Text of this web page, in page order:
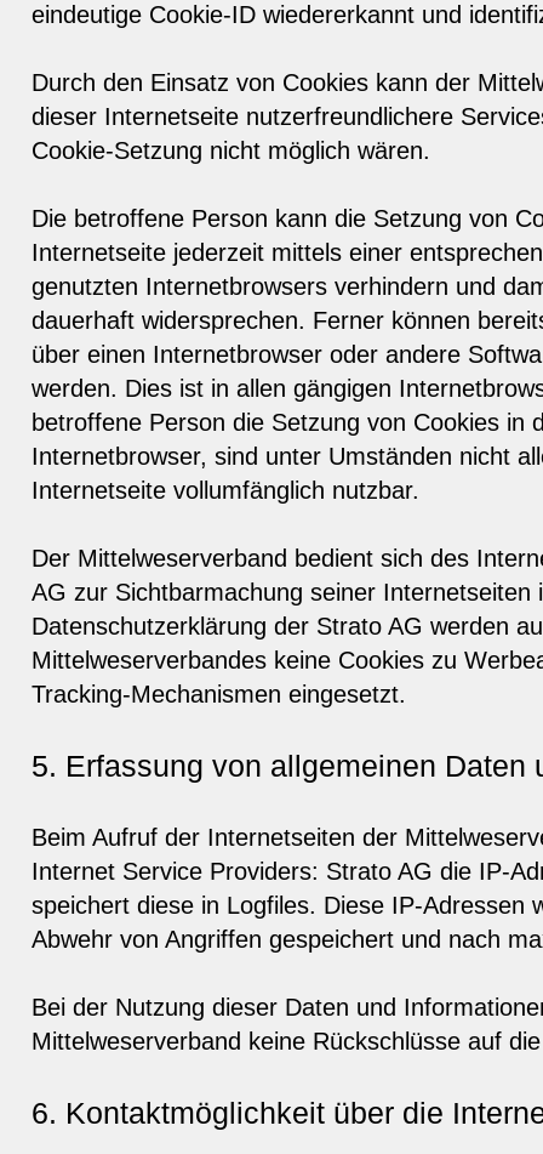
eindeutige Cookie-ID wiedererkannt und
Durch den Einsatz von Cookies kann der
dieser Internetseite nutzerfreundlichere
Cookie-Setzung nicht möglich wären.
Die betroffene Person kann die Setzung von
Internetseite jederzeit mittels einer
genutzten Internetbrowsers verhindern und
dauerhaft widersprechen. Ferner können
über einen Internetbrowser oder andere
werden. Dies ist in allen gängigen
betroffene Person die Setzung von Cookies in
Internetbrowser, sind unter Umständen nicht
Internetseite vollumfänglich nutzbar.
Der Mittelweserverband bedient sich des
AG zur Sichtbarmachung seiner
Datenschutzerklärung der Strato AG werden
Mittelweserverbandes keine Cookies zu
Tracking-Mechanismen eingesetzt.
5. Erfassung von allgemeinen Daten
Beim Aufruf der Internetseiten der
Internet Service Providers: Strato AG die IP-
speichert diese in Logfiles. Diese IP-Adressen
Abwehr von Angriffen gespeichert und nach
Bei der Nutzung dieser Daten und
Mittelweserverband keine Rückschlüsse auf
6. Kontaktmöglichkeit über die